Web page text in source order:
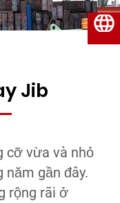
Jib
cỡ vừa và nhỏ
gần đây.
rộng rãi ở
Tiếng Việt